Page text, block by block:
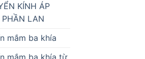
KÍNH ÁP
LAN
mắm ba khía
mắm ba khía từ